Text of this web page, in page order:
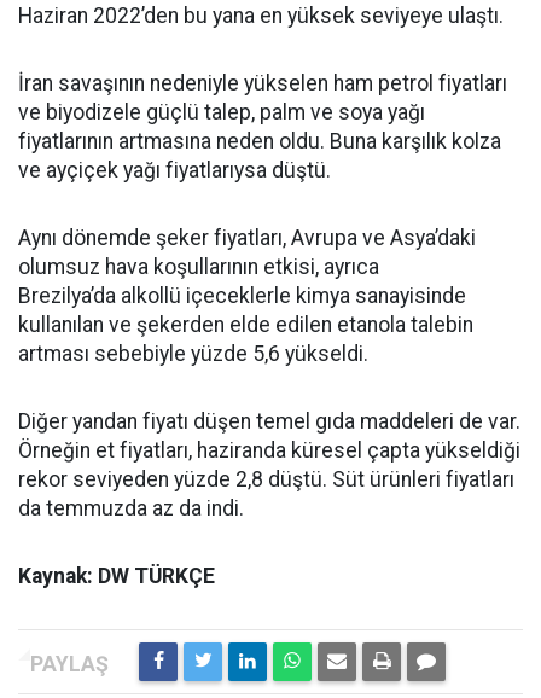
Haziran 2022’den bu yana en yüksek seviyeye ulaştı.
İran savaşının nedeniyle yükselen ham petrol fiyatları
ve biyodizele güçlü talep, palm ve soya yağı
fiyatlarının artmasına neden oldu. Buna karşılık kolza
ve ayçiçek yağı fiyatlarıysa düştü.
Aynı dönemde şeker fiyatları, Avrupa ve Asya’daki
olumsuz hava koşullarının etkisi, ayrıca
Brezilya’da alkollü içeceklerle kimya sanayisinde
kullanılan ve şekerden elde edilen etanola talebin
artması sebebiyle yüzde 5,6 yükseldi.
Diğer yandan fiyatı düşen temel gıda maddeleri de var.
Örneğin et fiyatları, haziranda küresel çapta yükseldiği
rekor seviyeden yüzde 2,8 düştü. Süt ürünleri fiyatları
da temmuzda az da indi.
Kaynak: DW TÜRKÇE